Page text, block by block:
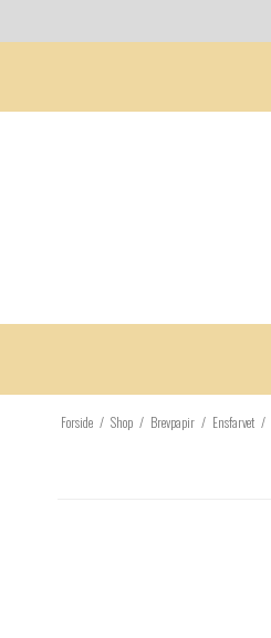
Forside / Shop / Brevpapir / Ensfarvet /